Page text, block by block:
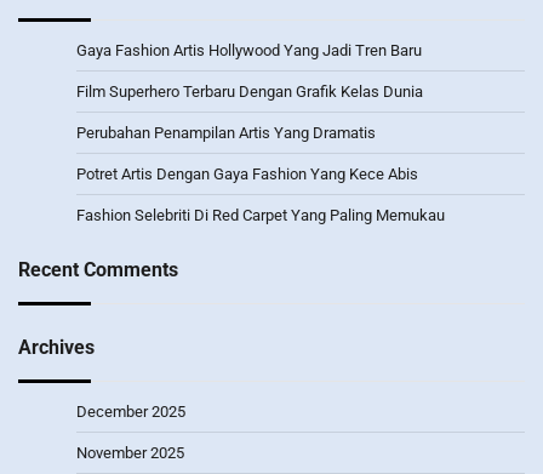
Gaya Fashion Artis Hollywood Yang Jadi Tren Baru
Film Superhero Terbaru Dengan Grafik Kelas Dunia
Perubahan Penampilan Artis Yang Dramatis
Potret Artis Dengan Gaya Fashion Yang Kece Abis
Fashion Selebriti Di Red Carpet Yang Paling Memukau
Recent Comments
Archives
December 2025
November 2025